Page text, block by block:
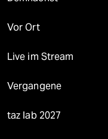
Vor Ort
Live im Stream
Vergangene
taz lab 2027